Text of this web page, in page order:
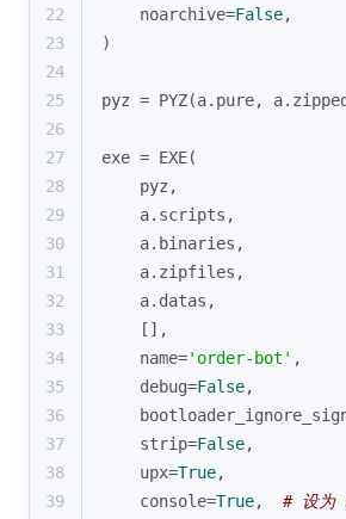
22
    noarchive=
False,
23
)
24
25
pyz = PYZ(a.pure,
26
27
exe = EXE(
28
    pyz,
29
    a.scripts,
30
    a.binaries,
31
    a.zipfiles,
32
    a.datas,
33
    [],
34
    name=
'order-bot' ,
35
    debug=
False,
36
37
    strip=
False,
38
    upx=
True,
39
    console=
True, # 设为